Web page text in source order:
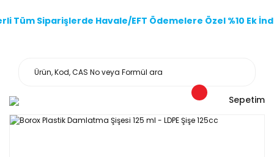
Tüm Siparişlerde Havale/EFT Ödemelere Özel %10 Ek
Sepetim